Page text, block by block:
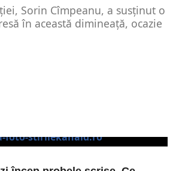
Sorin Cîmpeanu, a susținut o
în această dimineață, ocazie